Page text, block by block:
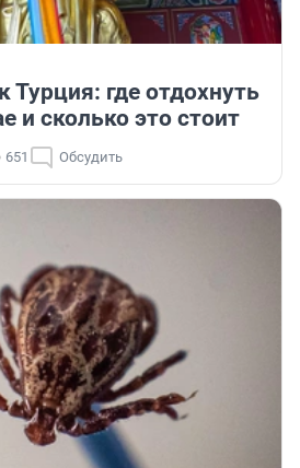
Турция: где отдохнуть
и сколько это стоит
651 Обсудить